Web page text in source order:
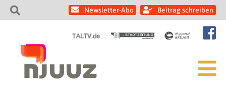
Newsletter-Abo Beitrag schreiben